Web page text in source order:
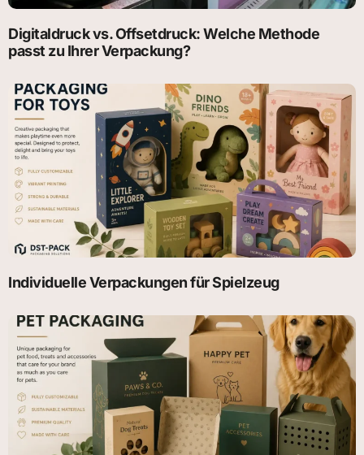
Digitaldruck vs. Offsetdruck: Welche Methode
passt zu Ihrer Verpackung?
Individuelle Verpackungen für Spielzeug